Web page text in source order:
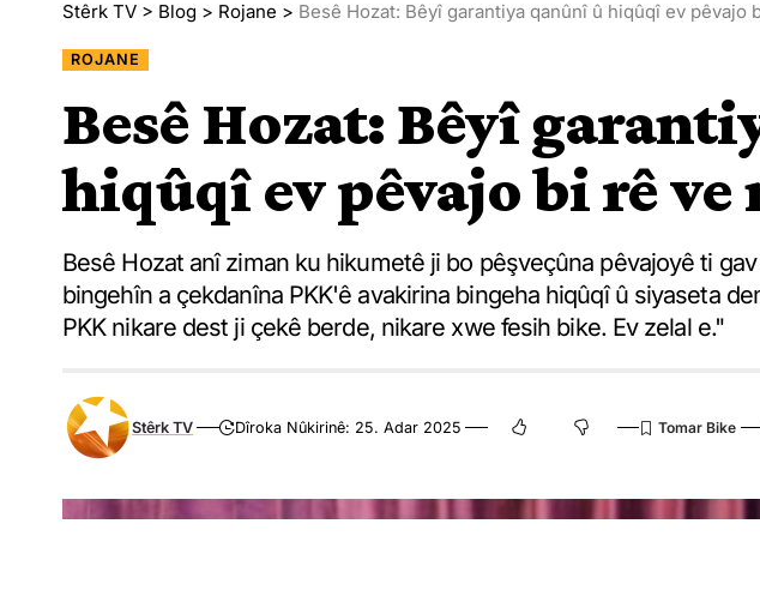
Stêrk TV > Blog > Rojane > Besê Hozat: Bêyî garantiya qanûnî û hiqûqî ev pêvajo
ROJANE
Besê Hozat: Bêyî
hiqûqî ev pêvajo bi rê ve
Besê Hozat anî ziman ku hikumetê ji bo pêşveçûna pêvajoyê ti
bingehîn a çekdanîna PKK'ê avakirina bingeha hiqûqî û siyaseta
PKK nikare dest ji çekê berde, nikare xwe fesih bike. Ev zelal e."
Stêrk TV Dîroka Nûkirinê: 25. Adar 2025